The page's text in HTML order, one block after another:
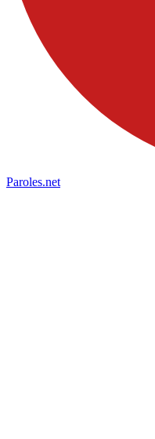
Paroles.net